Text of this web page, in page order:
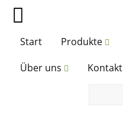
Start Produkte
Über uns
Kontakt